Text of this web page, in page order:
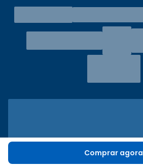
Comprar agora